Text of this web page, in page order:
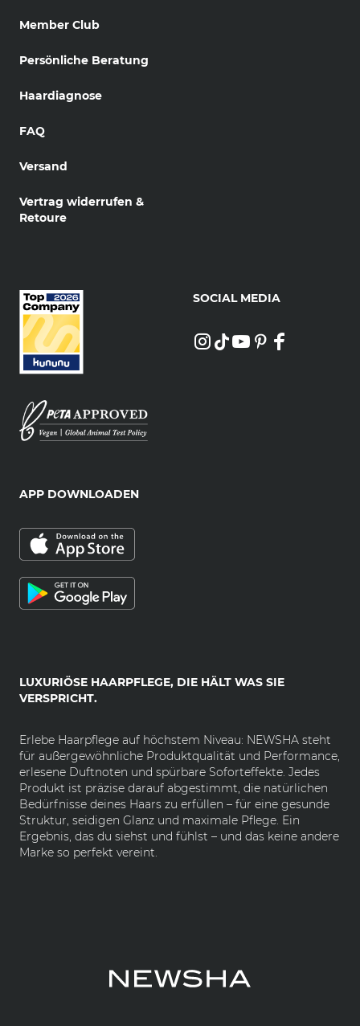
Member Club
Persönliche Beratung
Haardiagnose
FAQ
Versand
Vertrag widerrufen &
Retoure
LUXURIÖSE HAARPFLEGE, DIE HÄLT WAS SIE
VERSPRICHT.
Erlebe Haarpflege auf höchstem Niveau: NEWSHA steht
für außergewöhnliche Produktqualität und Performance,
erlesene Duftnoten und spürbare Soforteffekte. Jedes
Produkt ist präzise darauf abgestimmt, die natürlichen
Bedürfnisse deines Haars zu erfüllen – für eine gesunde
Struktur, seidigen Glanz und maximale Pflege. Ein
Ergebnis, das du siehst und fühlst – und das keine andere
Marke so perfekt vereint.
SOCIAL MEDIA
APP DOWNLOADEN